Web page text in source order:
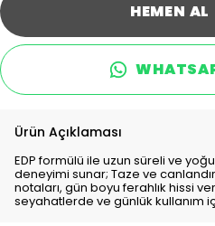
HEMEN AL
Ürün Açıklaması
EDP formülü ile uzun süreli ve
deneyimi sunar; Taze ve
notaları, gün boyu ferahlık hissi
seyahatlerde ve günlük kullanım